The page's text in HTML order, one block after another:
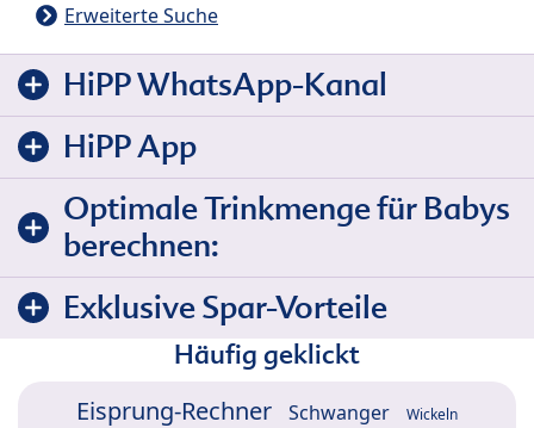
Erweiterte Suche
HiPP WhatsApp-Kanal
HiPP App
Optimale Trinkmenge für Babys
berechnen:
Exklusive Spar-Vorteile
Häufig geklickt
Eisprung-Rechner Schwanger Wickeln